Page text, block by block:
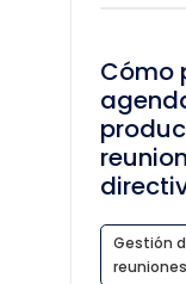
Cómo
Gestión
reuniones